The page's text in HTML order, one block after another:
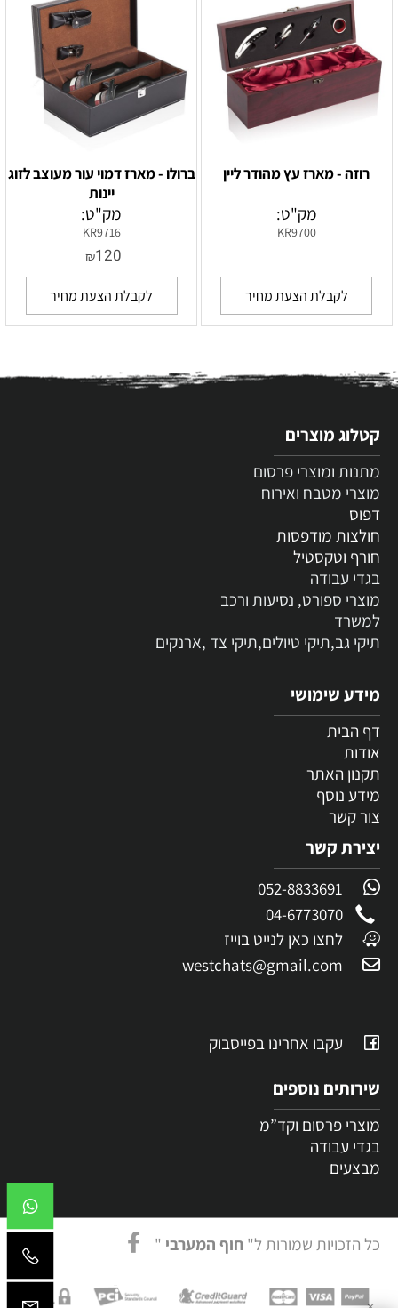
רוזה - מארז עץ מהודר ליין
מק"ט:
KR9700
לקבלת הצעת מחיר
ברולו - מארז דמוי עור מעוצב לזוג
יינות
מק"ט:
KR9716
₪120
לקבלת הצעת מחיר
קטלוג מוצרים
מתנות ומוצרי פרסום
מוצרי מטבח ואירוח
דפוס
חולצות מודפסות
חורף וטקסטיל
בגדי עבודה
מוצרי ספורט, נסיעות ורכב
למשרד
תיקי גב,תיקי טיולים,תיקי צד ,ארנקים
מידע שימושי
דף הבית
אודות
תקנון האתר
מידע נוסף
צור קשר
יצירת קשר
052-8833691
04-6773070
לחצו כאן לנייט בוייז
westchats@gmail.com
עקבו אחרינו בפייסבוק
שירותים נוספים
מוצרי פרסום וקד”מ
בגדי עבודה
מבצעים
כל הזכויות שמורות ל" חוף המערבי "